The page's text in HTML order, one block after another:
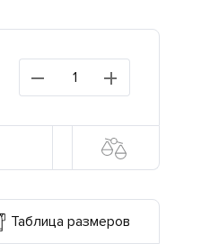
Таблица размеров